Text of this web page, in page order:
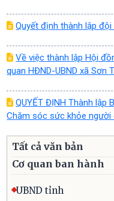
Quyết định thành lập đội
Về việc thành lập Hội
quan HĐND-UBND xã Sơn
QUYẾT ĐỊNH Thành lập
Chăm sóc sức khỏe người
Tất cả văn bản
Cơ quan ban hành
UBND tỉnh